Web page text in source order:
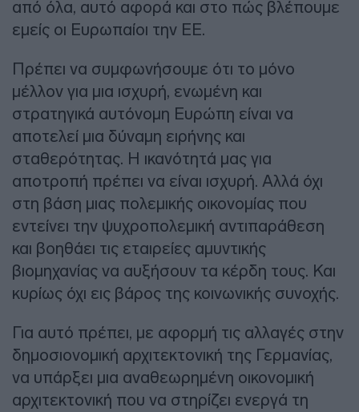
από όλα, αυτό αφορά και στο πώς βλέπουμε
εμείς οι Ευρωπαίοι την ΕΕ.
Πρέπει να συμφωνήσουμε ότι το μόνο
μέλλον για μια ισχυρή, ενωμένη και
στρατηγικά αυτόνομη Ευρώπη είναι να
αποτελεί μια δύναμη ειρήνης και
σταθερότητας. Η ικανότητά μας για
αποτροπή πρέπει να είναι ισχυρή. Αλλά όχι
στη βάση μιας πολεμικής οικονομίας που
εντείνει την ψυχροπολεμική αντιπαράθεση
και βοηθάει τις εταιρείες αμυντικής
βιομηχανίας να αυξήσουν τα κέρδη τους. Και
κυρίως όχι εις βάρος της κοινωνικής συνοχής.
Για αυτό πρέπει, με αφορμή τις αλλαγές στην
δημοσιονομική αρχιτεκτονική της Γερμανίας,
να υπάρξει μια αναθεωρημένη οικονομική
αρχιτεκτονική που να στηρίζει ενεργά τη